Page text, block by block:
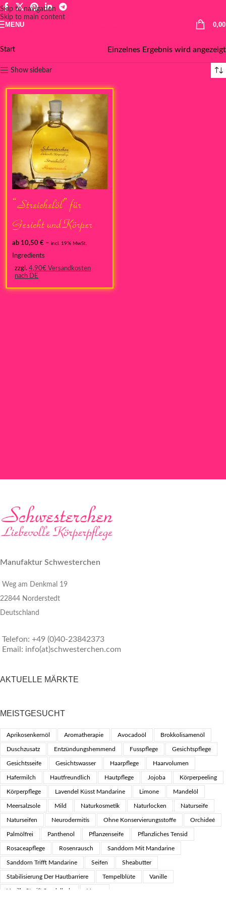
Skip to navigation
Skip to main content
MENU
Start Einzelnes Ergebnis wird angezeigt
Show sidebar
“Streichelöl” für
Gesicht und Körper
ab 10,50€ –incl. 19% MwSt.
Ingredients
zzgl.4,90€ Versandkosten
nach DE
Manufaktur Schwesterchen
Weg am Denkmal 19
22844 Norderstedt
Deutschland
Telefon: +49 (0)40-23842373
Email: info(at)schwesterchen.com
AKTUELLE MÄRKTE
MEISTGESUCHT
Aprikosenkernöl Aromatherapie Avocadoöl Brokkolisamenöl
Duschzusatz Entzündungshemmend Fusspflege Gesichtspflege
Gesichtsseife Gesichtswasser Haarpflege Haarvolumen
Hafermilch Hautfreundlich Hautpflege Jojoba Körperpeeling
Körperpflege Lavendel Küsst Mandarine Limone Mandelöl
Meersalzsole Mild Naturkosmetik Naturlocken Naturseife
Naturseifen Neurodermitis Ohne Konservierungsstoffe Orchideé
Palmölfrei Panthenol Pflanzenseife Pflanzliches Tensid
Rosaceapflege Rosenrausch Sanddorn Mit Mandarine
Sanddorn Trifft Mandarine Seifen Sheabutter
Stabilisierung Der Hautbarriere Tempelblüte Vanille
Vanille Streift Sandelholz Vegan